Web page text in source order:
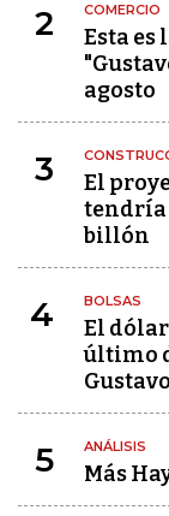
2 COMERCIO
Esta es
agosto
3
El
tendría
billón
4 BOLSAS
El dólar
último
5 ANÁLISIS
Más